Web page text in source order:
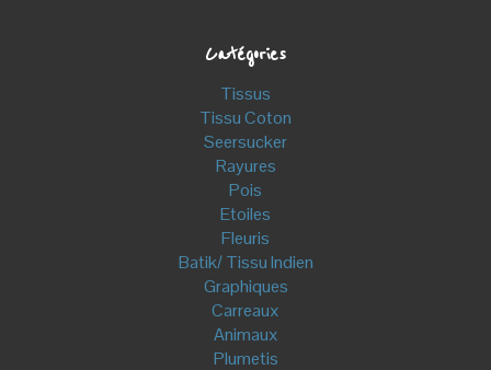
Coupons
Art Gallery Fabrics
About Blue
Alb Stoffe
Alexander Henry Fabrics
Birch Fabric
Cloud9
Cotton+Steel/ Rifle Paper
Dashwood
France Duval Stalla
Kokka
Lady McElroy
Liberty